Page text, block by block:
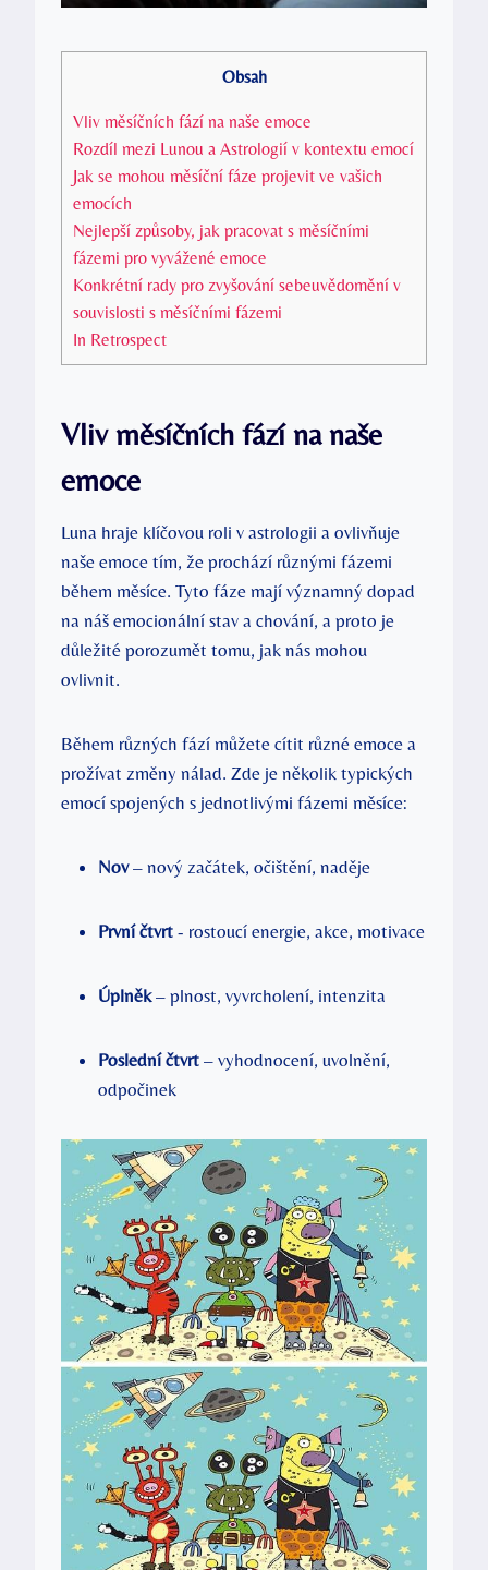
Obsah
Vliv měsíčních​ fází ‌na naše emoce
Rozdíl‌ mezi‍ Lunou a‌ Astrologií v kontextu ⁣emocí
Jak se mohou⁣ měsíční fáze projevit ve vašich
emocích
Nejlepší způsoby, jak pracovat s měsíčními
fázemi pro vyvážené emoce
Konkrétní rady pro zvyšování sebeuvědomění v
souvislosti ‌s měsíčními fázemi
In Retrospect
Vliv měsíčních​ fází ‌na naše
emoce
Luna hraje klíčovou​ roli v astrologii a ovlivňuje
naše emoce ⁣tím, že prochází různými fázemi
během měsíce. ‍Tyto ⁤fáze ‍mají významný dopad
na náš emocionální stav ​a chování,​ a proto je​
důležité porozumět ‌tomu, jak nás​ mohou
ovlivnit.
Během různých⁣ fází můžete cítit‍ různé⁣ emoce ​a
‌prožívat změny ⁢nálad. Zde je ⁤několik typických
emocí spojených s ⁤jednotlivými⁣ fázemi⁤ měsíce:
Nov– nový začátek, očištění, naděje
První čtvrt ‍- rostoucí energie, akce, motivace
Úplněk– plnost, vyvrcholení, intenzita
Poslední čtvrt – vyhodnocení, uvolnění,⁢
odpočinek